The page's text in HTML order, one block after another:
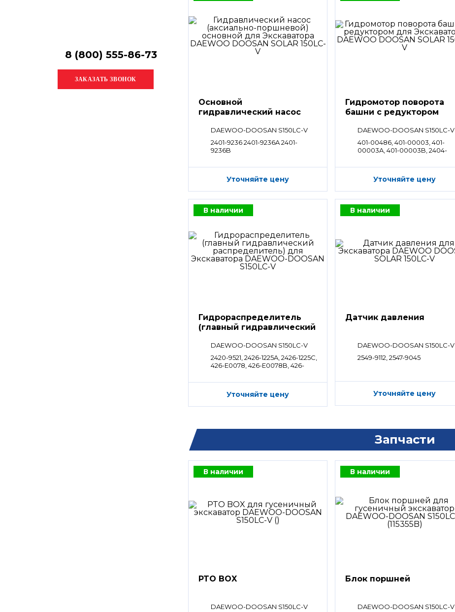
8 (800) 555-86-73
Основной
гидравлический насос
DAEWOO-DOOSAN S150LC-V
2401-9236 2401-9236A 2401-
9236B
Уточняйте цену
Гидромотор поворота
башни с редуктором
DAEWOO-DOOSAN S150LC-V
401-00486, 401-00003, 401-
00003A, 401-00003B, 2404-
Уточняйте цену
В наличии
Гидрораспределитель
(главный гидравлический
DAEWOO-DOOSAN S150LC-V
2420-9521, 2426-1225A, 2426-1225C,
426-E0078, 426-E0078B, 426-
Уточняйте цену
В наличии
Датчик давления
DAEWOO-DOOSAN S150LC-V
2549-9112, 2547-9045
Уточняйте цену
Запчасти
В наличии
PTO BOX
DAEWOO-DOOSAN S150LC-V
В наличии
Блок поршней
DAEWOO-DOOSAN S150LC-V